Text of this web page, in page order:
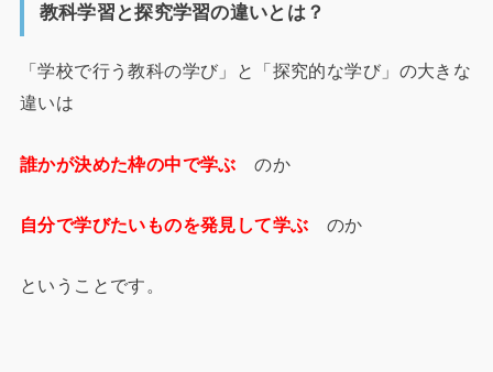
教科学習と探究学習の違いとは？
「学校で行う教科の学び」と「探究的な学び」の大きな
違いは
誰かが決めた枠の中で学ぶ のか
自分で学びたいものを発見して学ぶ のか
ということです。